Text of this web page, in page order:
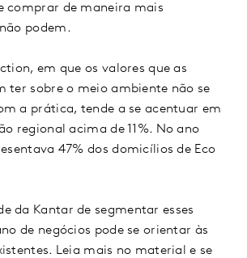
comprar de maneira mais
podem.
em que os valores que as
ter sobre o meio ambiente não se
a prática, tende a se acentuar em
regional acima de 11%. No ano
47% dos domicílios de Eco
da Kantar de segmentar esses
de negócios pode se orientar às
Leia mais no material e se